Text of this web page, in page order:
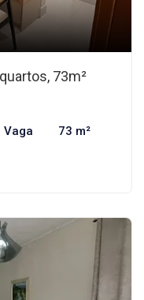
73m²
Vaga 73 m²